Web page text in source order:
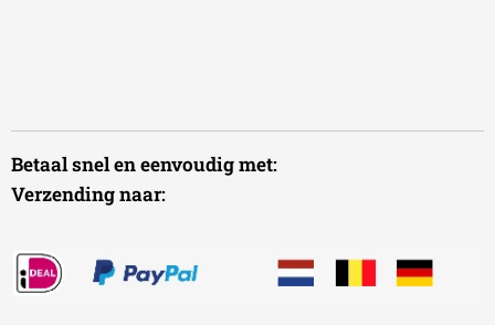
Betaal snel en eenvoudig met:
Verzending naar: